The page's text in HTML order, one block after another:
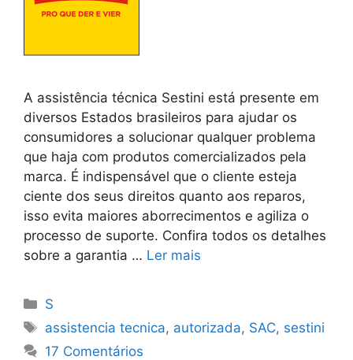
A assistência técnica Sestini está presente em
diversos Estados brasileiros para ajudar os
consumidores a solucionar qualquer problema
que haja com produtos comercializados pela
marca. É indispensável que o cliente esteja
ciente dos seus direitos quanto aos reparos,
isso evita maiores aborrecimentos e agiliza o
processo de suporte. Confira todos os detalhes
sobre a garantia … Ler mais
Categorias
S
Tags
assistencia tecnica, autorizada, SAC, sestini
17 Comentários